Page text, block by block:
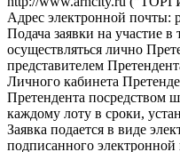
Адрес электронной почты:
Подача заявки на участие в
осуществляться лично
представителем
Личного кабинета
Претендента посредством
каждому лоту в сроки,
Заявка подается в виде
подписанного